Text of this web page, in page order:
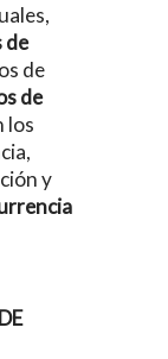
de
de
de
los
y